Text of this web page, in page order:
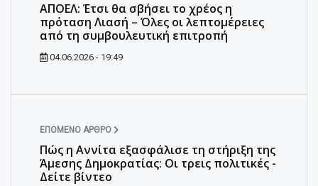
ΑΠΟΕΛ: Έτσι θα σβήσει το χρέος η
πρόταση Λιασή – Όλες οι λεπτομέρειες
από τη συμβουλευτική επιτροπή
04.06.2026 - 19:49
ΕΠΌΜΕΝΟ ΆΡΘΡΟ
Πώς η Αννίτα εξασφάλισε τη στήριξη της
Άμεσης Δημοκρατίας: Οι τρεις πολιτικές -
Δείτε βίντεο